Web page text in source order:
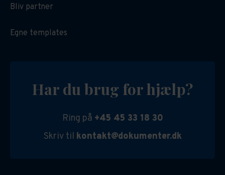
Bliv partner
Egne templates
Har du brug for hjælp?
Ring på +45 45 33 18 30
Skriv til kontakt@dokumenter.dk